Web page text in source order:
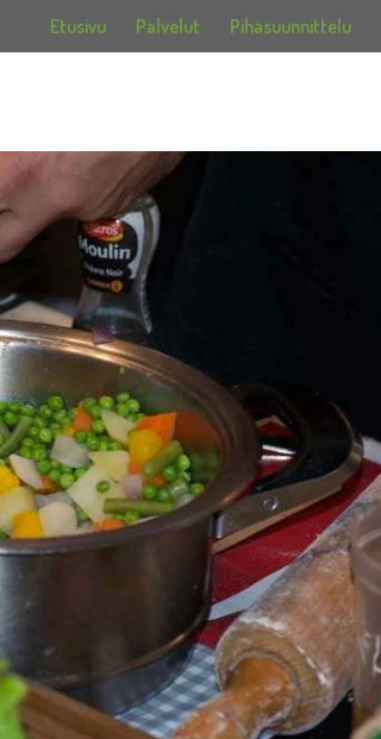
Etusivu Palvelut Pihasuunnittelu